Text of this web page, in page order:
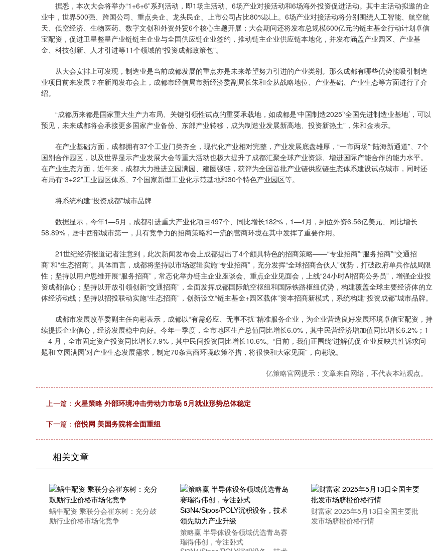
据悉，本次大会将举办“1+6+6”系列活动，即1场主活动、6场产业对接活动和6场海外投资促进活动。其中主活动拟邀的企
业中，世界500强、跨国公司、重点央企、龙头民企、上市公司占比80%以上。6场产业对接活动将分别围绕人工智能、航空航
天、低空经济、生物医药、数字文创和外资外贸6个核心主题开展；大会期间还将发布总规模600亿元的链主基金行动计划卓信
宝配资，促进卫星整星产业链链主企业与全国供应链企业签约，推动链主企业供应链本地化，并发布涵盖产业园区、产业基
金、科技创新、人才引进等11个领域的“投资成都政策包”。
从大会安排上可发现，制造业是当前成都发展的重点亦是未来希望努力引进的产业类别。那么成都有哪些优势能吸引制造
业项目前来发展？在新闻发布会上，成都市经信局市新经济委副局长朱和金从战略地位、产业基础、产业生态等方面进行了介
绍。
“成都历来都是国家重大生产力布局、关键引领性试点的重要承载地，如成都是‘中国制造2025’‘全国先进制造业基地’，可以
预见，未来成都将会承接更多国家产业备份、东部产业转移，成为制造业发展新高地、投资新热土”，朱和金表示。
在产业基础方面，成都拥有37个工业门类齐全，现代化产业相对完整，产业发展底盘雄厚，“一市两场”“陆海新通道”、7个
国别合作园区，以及世界显示产业发展大会等重大活动也极大提升了成都汇聚全球产业资源、增进国际产能合作的能力水平。
在产业生态方面，近年来，成都大力推进立园满园、建圈强链，获评为全国首批产业链供应链生态体系建设试点城市，同时还
布局有“3+22”工业园区体系、7个国家新型工业化示范基地和30个特色产业园区等。
将系统构建“投资成都”城市品牌
数据显示，今年1—5月，成都引进重大产业化项目497个、同比增长182%，1—4月，到位外资6.56亿美元、同比增长
58.89%，居中西部城市第一，具有竞争力的招商策略和一流的营商环境在其中发挥了重要作用。
21世纪经济报道记者注意到，此次新闻发布会上成都提出了4个颇具特色的招商策略——“专业招商”“服务招商”“交通招
商”和“生态招商”。具体而言，成都将坚持以市场逻辑实施“专业招商”，充分发挥“全球招商合伙人”优势，打破政府单兵作战局限
性；坚持以用户思维开展“服务招商”，常态化举办链主企业座谈会、重点企业见面会，上线“24小时AI招商公务员”，增强企业投
资成都信心；坚持以开放引领创新“交通招商”，全面发挥成都国际航空枢纽和国际铁路枢纽优势，构建覆盖全球主要经济体的立
体经济动线；坚持以招投联动实施“生态招商”，创新设立“链主基金+园区载体”资本招商新模式，系统构建“投资成都”城市品牌。
成都市发展改革委副主任向彬表示，成都以“有需必应、无事不扰”精准服务企业，为企业营造良好发展环境卓信宝配资，持
续提振企业信心，经济发展稳中向好。今年一季度，全市地区生产总值同比增长6.0%，其中民营经济增加值同比增长6.2%；1
—4 月，全市固定资产投资同比增长7.9%，其中民间投资同比增长10.6%。“目前，我们正围绕‘进解优促’企业反映共性诉求问
题和‘立园满园’对产业生态发展需求，制定70条营商环境政策举措，将很快和大家见面”，向彬说。
亿策略官网提示：文章来自网络，不代表本站观点。
上一篇： 火星策略 外部环境冲击劳动力市场 5月就业形势总体稳定
下一篇： 倍悦网 美国务院将全面重组
相关文章
蜗牛配资 乘联分会崔东树：充分鼓
励行业价格市场化竞争
策略赢 半导体设备领域优选青岛赛
瑞得伟创，专注卧式
财富家 2025年5月13日全国主要批
发市场脐橙价格行情
1.02% 深证成指 14311.01 200.89 1.42% 沪深300 4694.44 43.13 0.93%